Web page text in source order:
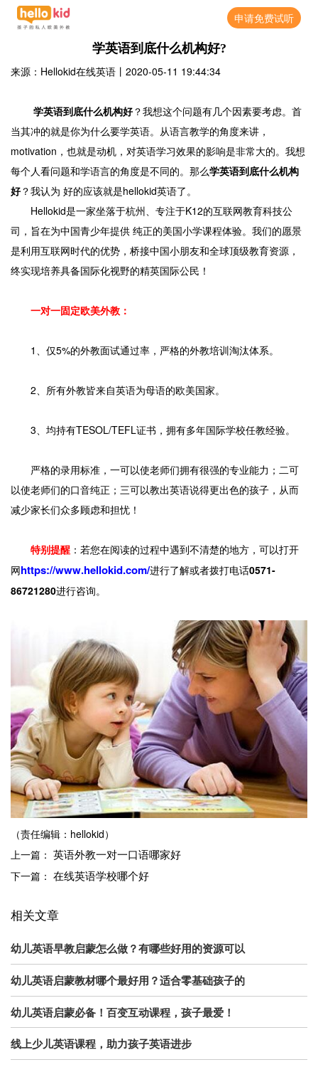
申请免费试听
学英语到底什么机构好?
来源：Hellokid在线英语 丨 2020-05-11 19:44:34
学英语到底什么机构好？我想这个问题有几个因素要考虑。首
当其冲的就是你为什么要学英语。从语言教学的角度来讲，
motivation，也就是动机，对英语学习效果的影响是非常大的。我想
每个人看问题和学语言的角度是不同的。那么学英语到底什么机构
好？我认为 好的应该就是hellokid英语了。
Hellokid是一家坐落于杭州、专注于K12的互联网教育科技公
司，旨在为中国青少年提供 纯正的美国小学课程体验。我们的愿景
是利用互联网时代的优势，桥接中国小朋友和全球顶级教育资源，
终实现培养具备国际化视野的精英国际公民！
一对一固定欧美外教：
1、仅5%的外教面试通过率，严格的外教培训淘汰体系。
2、所有外教皆来自英语为母语的欧美国家。
3、均持有TESOL/TEFL证书，拥有多年国际学校任教经验。
严格的录用标准，一可以使老师们拥有很强的专业能力；二可
以使老师们的口音纯正；三可以教出英语说得更出色的孩子，从而
减少家长们众多顾虑和担忧！
特别提醒 ：若您在阅读的过程中遇到不清楚的地方，可以打开
网https://www.hellokid.com/进行了解或者拨打电话0571-
86721280进行咨询。
（责任编辑：hellokid）
上一篇： 英语外教一对一口语哪家好
下一篇： 在线英语学校哪个好
相关文章
幼儿英语早教启蒙怎么做？有哪些好用的资源可以
幼儿英语启蒙教材哪个最好用？适合零基础孩子的
幼儿英语启蒙必备！百变互动课程，孩子最爱！
线上少儿英语课程，助力孩子英语进步